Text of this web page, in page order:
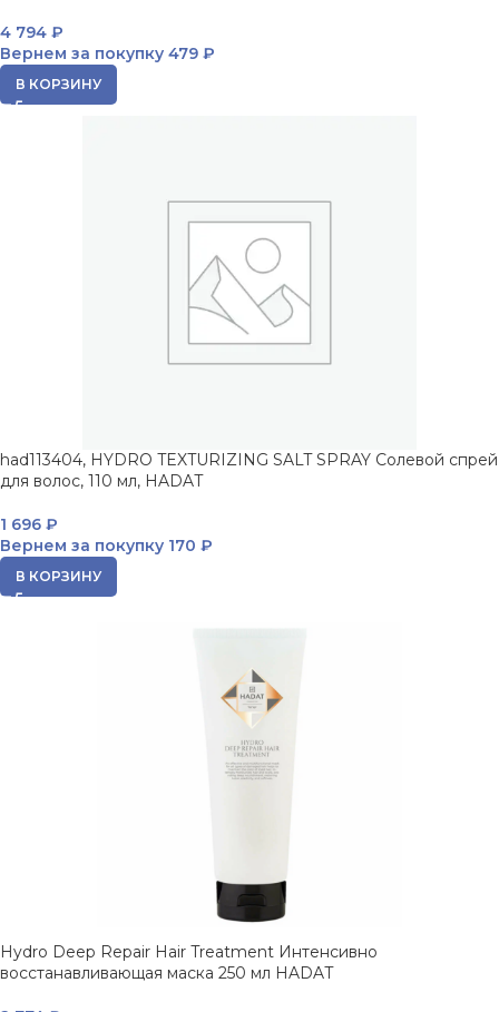
4 794 ₽
Вернем за покупку 479 ₽
В КОРЗИНУ
had113404, HYDRO TEXTURIZING SALT SPRAY Солевой спрей
для волос, 110 мл, HADAT
1 696 ₽
Вернем за покупку 170 ₽
В КОРЗИНУ
Hydro Deep Repair Hair Treatment Интенсивно
восстанавливающая маска 250 мл HADAT